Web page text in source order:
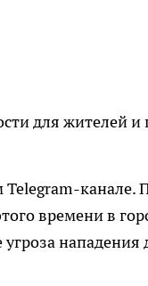
для жителей и
канале.
времени в